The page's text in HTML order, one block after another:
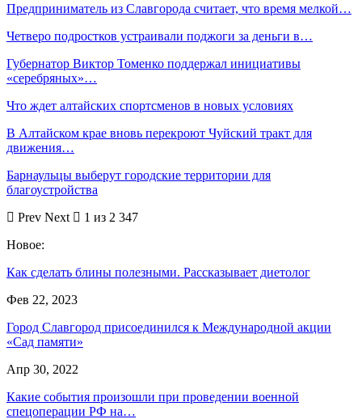
Предприниматель из Славгорода считает, что время мелкой…
Четверо подростков устраивали поджоги за деньги в…
Губернатор Виктор Томенко поддержал инициативы
«серебряных»…
Что ждет алтайских спортсменов в новых условиях
В Алтайском крае вновь перекроют Чуйский тракт для
движения…
Барнаульцы выберут городские территории для
благоустройства
Prev Next
1 из 2 347
Новое:
Как сделать блины полезными. Рассказывает диетолог
Фев 22, 2023
Город Славгород присоединился к Международной акции
«Сад памяти»
Апр 30, 2022
Какие события произошли при проведении военной
спецоперации РФ на…